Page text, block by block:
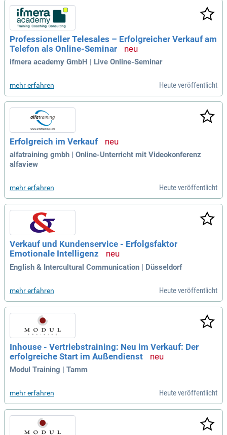
Professioneller Telesales – Erfolgreicher Verkauf am
Telefon als Online-Seminar
ifmera academy GmbH | Live Online-Seminar
mehr erfahren Heute veröffentlicht
Erfolgreich im Verkauf
alfatraining gmbh | Online-Unterricht mit Videokonferenz
alfaview
mehr erfahren Heute veröffentlicht
Verkauf und Kundenservice - Erfolgsfaktor
Emotionale Intelligenz
English & Intercultural Communication | Düsseldorf
mehr erfahren Heute veröffentlicht
Inhouse - Vertriebstraining: Neu im Verkauf: Der
erfolgreiche Start im Außendienst
Modul Training | Tamm
mehr erfahren Heute veröffentlicht